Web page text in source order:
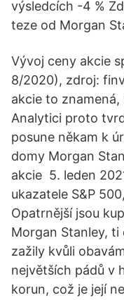
výsledcích -4 %
teze od Morgan
Vývoj ceny akcie
8/2020), zdroj:
akcie to
Analytici proto
posune někam k
domy Morgan
akcie 5. leden
ukazatele S&P
Opatrnější jsou
Morgan Stanley,
zažily kvůli
největších pádů v
korun, což je její